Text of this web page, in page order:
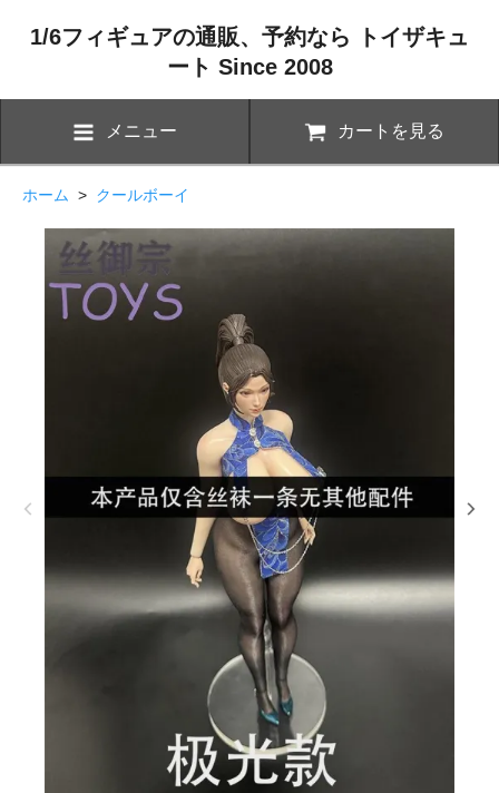
1/6フィギュアの通販、予約なら トイザキュ
ート Since 2008
メニュー カートを見る
ホーム > クールボーイ